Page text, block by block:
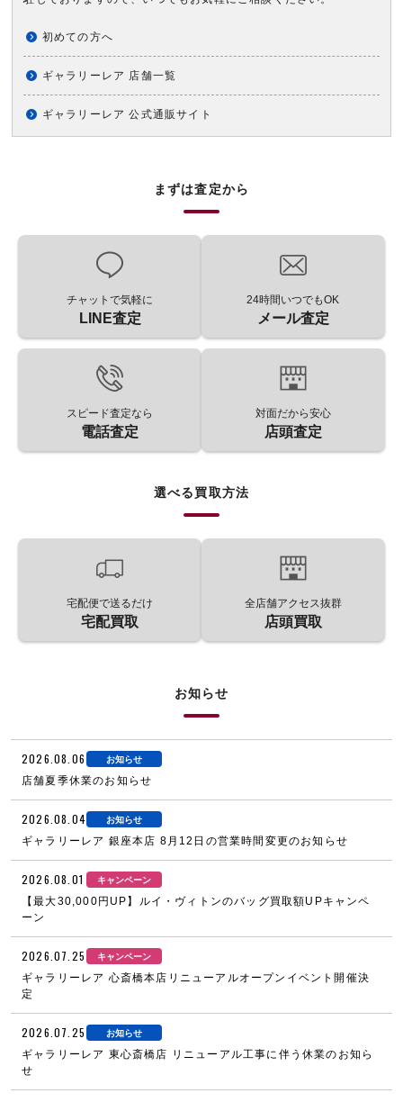
初めての方へ
ギャラリーレア 店舗一覧
ギャラリーレア 公式通販サイト
まずは査定から
チャットで気軽に
LINE査定
24時間いつでもOK
メール査定
スピード査定なら
電話査定
対面だから安心
店頭査定
選べる買取方法
宅配便で送るだけ
宅配買取
全店舗アクセス抜群
店頭買取
お知らせ
2026.08.06 お知らせ
店舗夏季休業のお知らせ
2026.08.04 お知らせ
ギャラリーレア 銀座本店 8月12日の営業時間変更のお知らせ
2026.08.01 キャンペーン
【最大30,000円UP】ルイ・ヴィトンのバッグ買取額UPキャンペ
ーン
2026.07.25 キャンペーン
ギャラリーレア 心斎橋本店リニューアルオープンイベント開催決
定
2026.07.25 お知らせ
ギャラリーレア 東心斎橋店 リニューアル工事に伴う休業のお知ら
せ